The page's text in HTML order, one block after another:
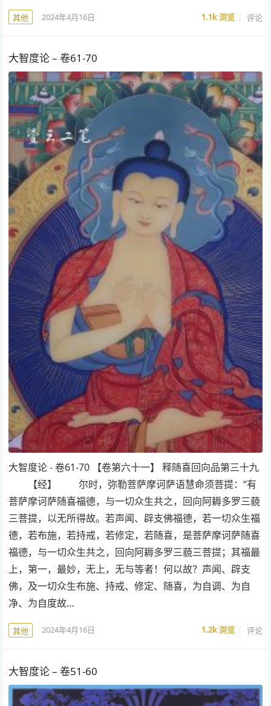
其他 2024年4月16日 1.1k浏览 评论
大智度论 – 卷61-70
大智度论 - 卷61-70 【卷第六十一】 释随喜回向品第三十九
【经】 尔时，弥勒菩萨摩诃萨语慧命须菩提：“有
菩萨摩诃萨随喜福德，与一切众生共之，回向阿耨多罗三藐
三菩提，以无所得故。若声闻、辟支佛福德，若一切众生福
德，若布施，若持戒，若修定，若随喜，是菩萨摩诃萨随喜
福德，与一切众生共之，回向阿耨多罗三藐三菩提；其福最
上，第一，最妙，无上，无与等者！何以故？声闻、辟支
佛，及一切众生布施、持戒、修定、随喜，为自调、为自
净、为自度故…
其他 2024年4月16日 1.2k浏览 评论
大智度论 – 卷51-60